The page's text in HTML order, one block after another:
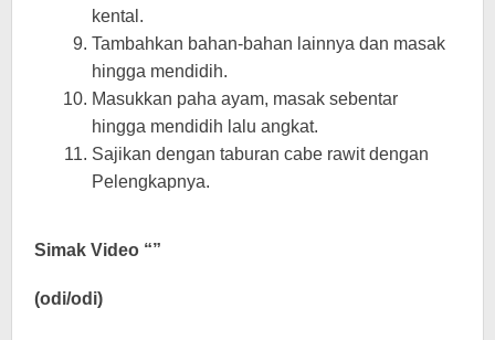
kental.
Tambahkan bahan-bahan lainnya dan masak
hingga mendidih.
Masukkan paha ayam, masak sebentar
hingga mendidih lalu angkat.
Sajikan dengan taburan cabe rawit dengan
Pelengkapnya.
Simak Video “”
(odi/odi)